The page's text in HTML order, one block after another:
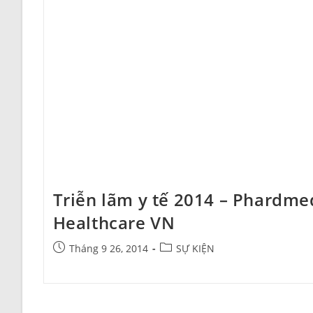
Triễn lãm y tế 2014 –
Healthcare VN
PostTháng 9 26, 2014
PostSỰ KIỆN